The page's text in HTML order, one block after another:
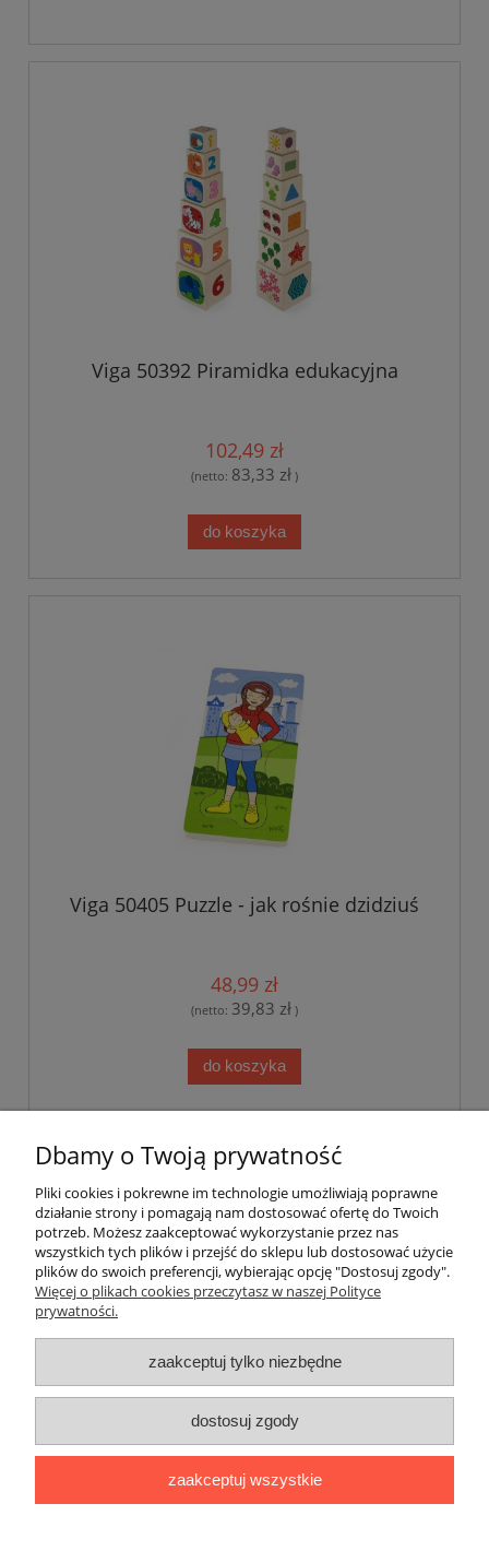
Viga 50392 Piramidka edukacyjna
102,49 zł
(netto: 83,33 zł )
do koszyka
Viga 50405 Puzzle - jak rośnie dzidziuś
48,99 zł
(netto: 39,83 zł )
do koszyka
« 1 ... 8 9 10 11 12
Pomoc
Dostawa
Gwarancja i zwroty
O firmie
|ul. Sienkiewicza 11 F|59-850 Świeradów
Zdrój|TELEFON:608 087 097|MAIL:
Dbamy o Twoją prywatność
Pliki cookies i pokrewne im technologie umożliwiają poprawne
działanie strony i pomagają nam dostosować ofertę do Twoich
potrzeb. Możesz zaakceptować wykorzystanie przez nas
wszystkich tych plików i przejść do sklepu lub dostosować użycie
plików do swoich preferencji, wybierając opcję "Dostosuj zgody".
Więcej o plikach cookies przeczytasz w naszej Polityce
prywatności.
zaakceptuj tylko niezbędne
dostosuj zgody
zaakceptuj wszystkie